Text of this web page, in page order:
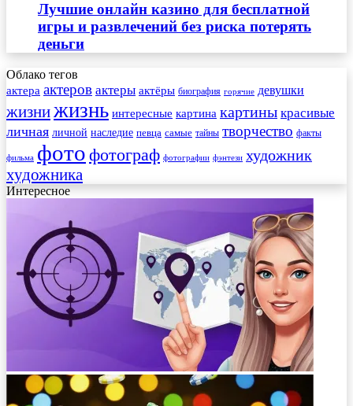
Лучшие онлайн казино для бесплатной
игры и развлечений без риска потерять
деньги
Облако тегов
актера актеров актеры актёры биография горячие девушки
жизнижизнь интересные картина картины красивые
личная личной наследие певца самые тайны творчество факты
фильма фото фотограф фотографии фэнтези художник
художника
Интересное